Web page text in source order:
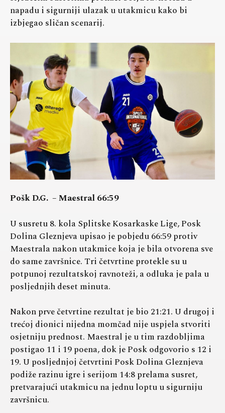
napadu i sigurniji ulazak u utakmicu kako bi
izbjegao sličan scenarij.
Pošk D.G. – Maestral 66:59
U susretu 8. kola Splitske Kosarkaske Lige, Posk
Dolina Gleznjeva upisao je pobjedu 66:59 protiv
Maestrala nakon utakmice koja je bila otvorena sve
do same završnice. Tri četvrtine protekle su u
potpunoj rezultatskoj ravnoteži, a odluka je pala u
posljednjih deset minuta.
Nakon prve četvrtine rezultat je bio 21:21. U drugoj i
trećoj dionici nijedna momčad nije uspjela stvoriti
osjetniju prednost. Maestral je u tim razdobljima
postigao 11 i 19 poena, dok je Posk odgovorio s 12 i
19. U posljednjoj četvrtini Posk Dolina Gleznjeva
podiže razinu igre i serijom 14:8 prelama susret,
pretvarajući utakmicu na jednu loptu u sigurniju
završnicu.